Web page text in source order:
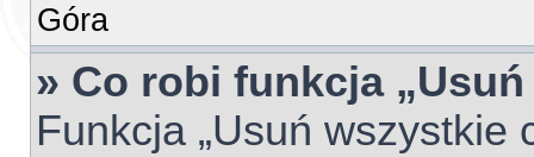
Góra
» Co robi funkcja
Funkcja „Usuń wszystkie